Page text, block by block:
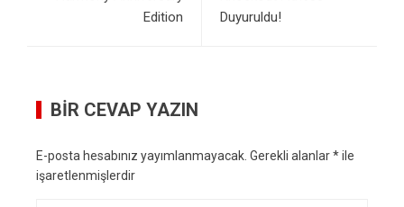
Edition
Duyuruldu!
BIR CEVAP YAZIN
E-posta hesabınız yayımlanmayacak. Gerekli alanlar*ile
işaretlenmişlerdir